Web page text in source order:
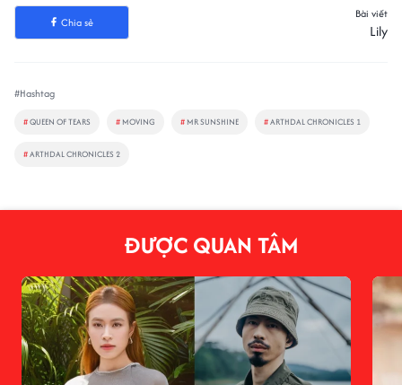
Chia sẻ
Bài viết
Lily
#Hashtag
#QUEEN OF TEARS # MOVING # MR SUNSHINE #ARTHDAL CHRONICLES 1
#ARTHDAL CHRONICLES 2
ĐƯỢC QUAN TÂM